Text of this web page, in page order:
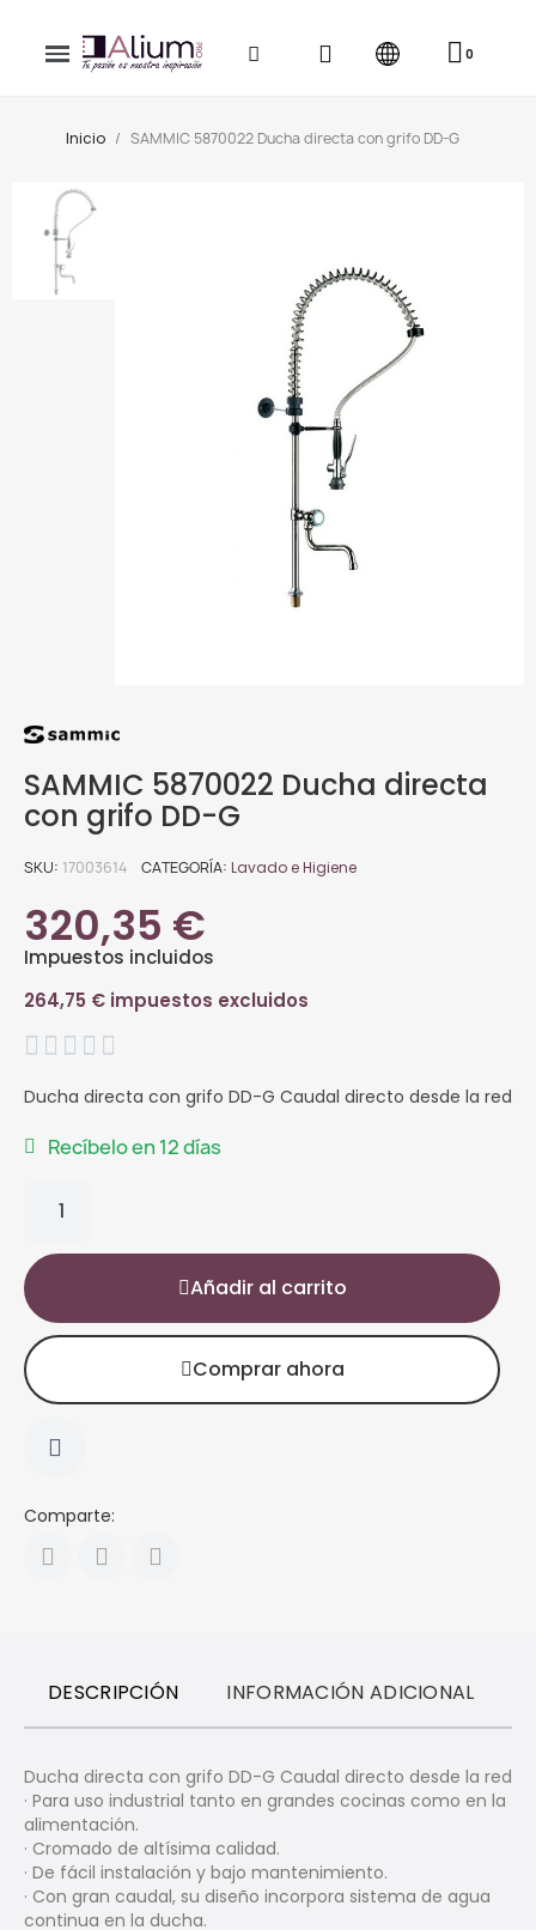
Inicio SAMMIC 5870022 Ducha directa con grifo DD-G
SAMMIC 5870022 Ducha directa
con grifo DD-G
SKU 17003614 CATEGORÍA Lavado e Higiene
320,35 €
Impuestos incluidos
264,75 € impuestos excluidos
    
Ducha directa con grifo DD-G Caudal directo desde la red
Recíbelo en 12 días
Añadir al carrito
Comprar ahora
Comparte:
DESCRIPCIÓN INFORMACIÓN ADICIONAL
Ducha directa con grifo DD-G Caudal directo desde la red
· Para uso industrial tanto en grandes cocinas como en la
alimentación.
· Cromado de altísima calidad.
· De fácil instalación y bajo mantenimiento.
· Con gran caudal, su diseño incorpora sistema de agua
continua en la ducha.